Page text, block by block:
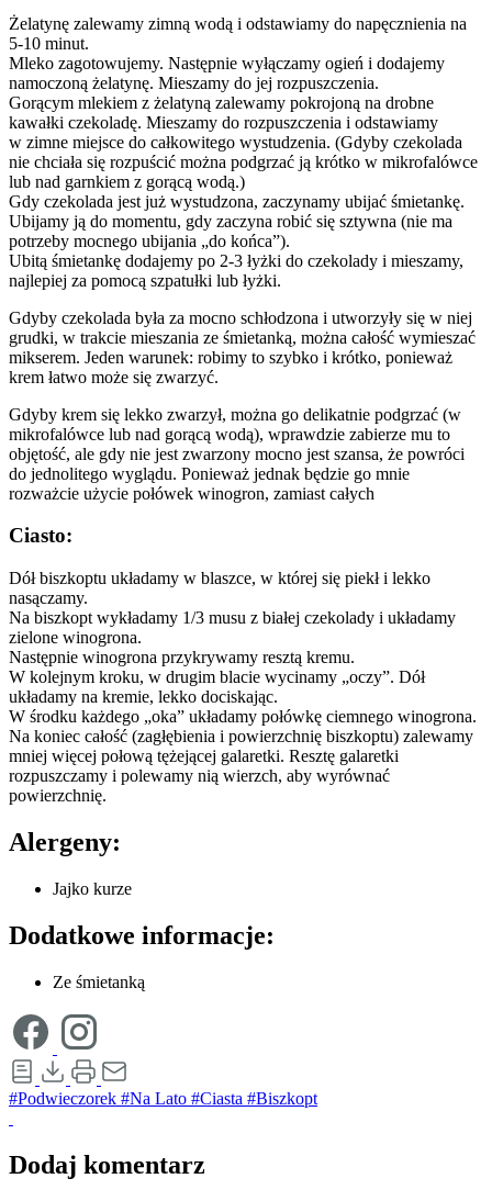
Żelatynę zalewamy zimną wodą i odstawiamy do napęcznienia na
5-10 minut.
Mleko zagotowujemy. Następnie wyłączamy ogień i dodajemy
namoczoną żelatynę. Mieszamy do jej rozpuszczenia.
Gorącym mlekiem z żelatyną zalewamy pokrojoną na drobne
kawałki czekoladę. Mieszamy do rozpuszczenia i odstawiamy
w zimne miejsce do całkowitego wystudzenia. (Gdyby czekolada
nie chciała się rozpuścić można podgrzać ją krótko w mikrofalówce
lub nad garnkiem z gorącą wodą.)
Gdy czekolada jest już wystudzona, zaczynamy ubijać śmietankę.
Ubijamy ją do momentu, gdy zaczyna robić się sztywna (nie ma
potrzeby mocnego ubijania „do końca”).
Ubitą śmietankę dodajemy po 2-3 łyżki do czekolady i mieszamy,
najlepiej za pomocą szpatułki lub łyżki.
Gdyby czekolada była za mocno schłodzona i utworzyły się w niej
grudki, w trakcie mieszania ze śmietanką, można całość wymieszać
mikserem. Jeden warunek: robimy to szybko i krótko, ponieważ
krem łatwo może się zwarzyć.
Gdyby krem się lekko zwarzył, można go delikatnie podgrzać (w
mikrofalówce lub nad gorącą wodą), wprawdzie zabierze mu to
objętość, ale gdy nie jest zwarzony mocno jest szansa, że powróci
do jednolitego wyglądu. Ponieważ jednak będzie go mnie
rozważcie użycie połówek winogron, zamiast całych
Ciasto:
Dół biszkoptu układamy w blaszce, w której się piekł i lekko
nasączamy.
Na biszkopt wykładamy 1/3 musu z białej czekolady i układamy
zielone winogrona.
Następnie winogrona przykrywamy resztą kremu.
W kolejnym kroku, w drugim blacie wycinamy „oczy”. Dół
układamy na kremie, lekko dociskając.
W środku każdego „oka” układamy połówkę ciemnego winogrona.
Na koniec całość (zagłębienia i powierzchnię biszkoptu) zalewamy
mniej więcej połową tężejącej galaretki. Resztę galaretki
rozpuszczamy i polewamy nią wierzch, aby wyrównać
powierzchnię.
Alergeny:
Jajko kurze
Dodatkowe informacje:
Ze śmietanką
#Podwieczorek #Na Lato #Ciasta #Biszkopt
Dodaj komentarz